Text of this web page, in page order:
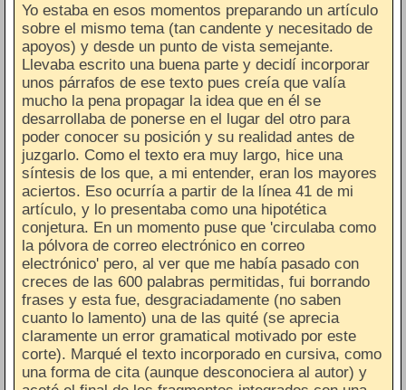
Yo estaba en esos momentos preparando un artículo
sobre el mismo tema (tan candente y necesitado de
apoyos) y desde un punto de vista semejante.
Llevaba escrito una buena parte y decidí incorporar
unos párrafos de ese texto pues creía que valía
mucho la pena propagar la idea que en él se
desarrollaba de ponerse en el lugar del otro para
poder conocer su posición y su realidad antes de
juzgarlo. Como el texto era muy largo, hice una
síntesis de los que, a mi entender, eran los mayores
aciertos. Eso ocurría a partir de la línea 41 de mi
artículo, y lo presentaba como una hipotética
conjetura. En un momento puse que 'circulaba como
la pólvora de correo electrónico en correo
electrónico' pero, al ver que me había pasado con
creces de las 600 palabras permitidas, fui borrando
frases y esta fue, desgraciadamente (no saben
cuanto lo lamento) una de las quité (se aprecia
claramente un error gramatical motivado por este
corte). Marqué el texto incorporado en cursiva, como
una forma de cita (aunque desconociera al autor) y